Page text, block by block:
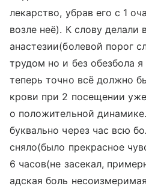
лекарство, убрав его с 1
возле неё). К слову делали
анастезии(болевой порог
трудом но и без обезбола я
теперь точно всё должно
крови при 2 посещении
о положительной
буквально через час всю
сняло(было прекрасное
6 часов(не засекал,
адская боль